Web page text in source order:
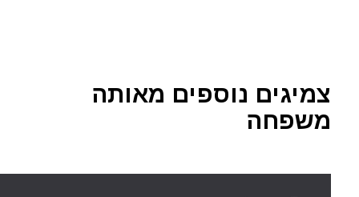
צמיגים נוספים מאותה
משפחה